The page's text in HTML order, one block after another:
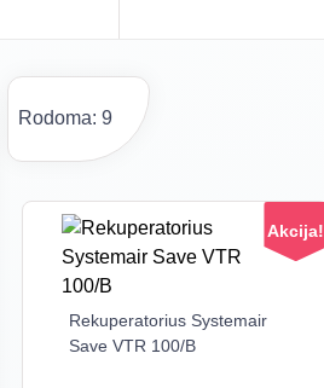
Rodoma: 9
Akcija!
Rekuperatorius Systemair
Save VTR 100/B
This
product